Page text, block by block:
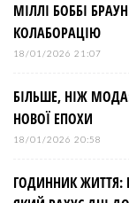
МІЛЛІ БОББІ
КОЛАБОРАЦІЮ
18/01/2026 21:07
БІЛЬШЕ, НІЖ
НОВОЇ ЕПОХИ
18/01/2026 20:58
ГОДИННИК ЖИТТЯ: